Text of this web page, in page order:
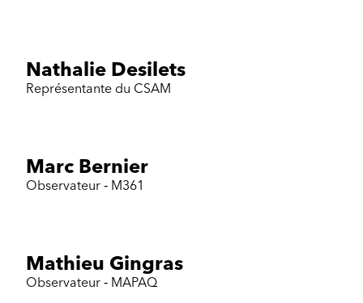
Nathalie Desilets
Représentante du CSAM
Marc Bernier
Observateur ‐ M361
Mathieu Gingras
Observateur ‐ MAPAQ